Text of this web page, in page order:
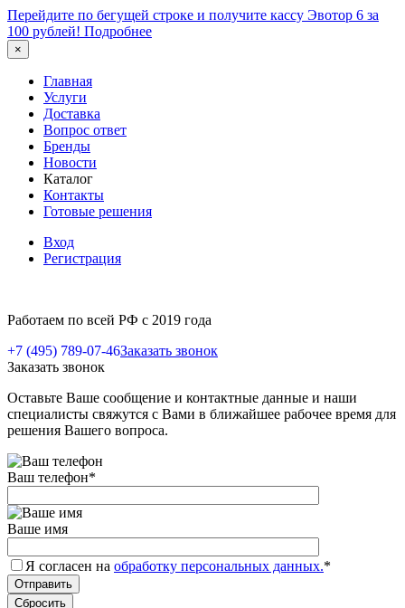
Перейдите по бегущей строке и получите кассу Эвотор 6 за
100 рублей! Подробнее
×
Главная
Услуги
Доставка
Вопрос ответ
Бренды
Новости
Каталог
Контакты
Готовые решения
Вход
Регистрация
Работаем по всей РФ с 2019 года
+7 (495) 789-07-46Заказать звонок
Заказать звонок
Оставьте Ваше сообщение и контактные данные и наши
специалисты свяжутся с Вами в ближайшее рабочее время для
решения Вашего вопроса.
Ваш телефон*
Ваше имя
Я согласен на обработку персональных данных.*